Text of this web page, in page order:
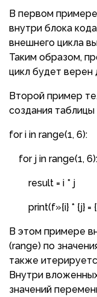
В первом
внутри блока
внешнего цикла
Таким образом,
цикл будет верен
Второй пример
создания
for i in range(1, 6):
for j in range(1, 6):
result = i * j
print(f»{i} * {j} =
В этом примере
(range) по
также
Внутри
значений